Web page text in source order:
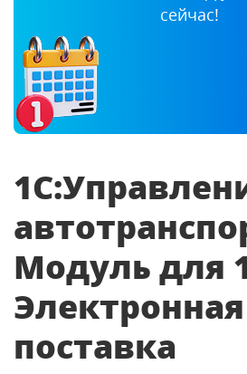
сейчас!
Модуль для
Электронная
поставка